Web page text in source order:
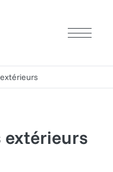
pied de page
Ouvrir/
extérieurs